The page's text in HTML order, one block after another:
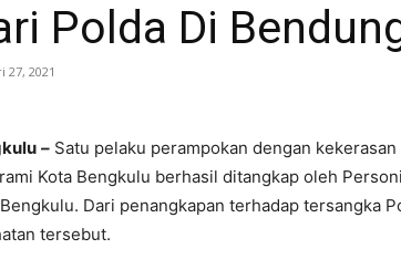
Polda Di
27, 2021
– Satu pelaku perampokan dengan
Kota Bengkulu berhasil ditangkap oleh
Dari penangkapan terhadap tersangka
tersebut.